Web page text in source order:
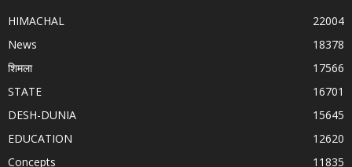
HIMACHAL
22004
News
18378
शिमला
17566
STATE
16701
DESH-DUNIA
15645
EDUCATION
12620
Concepts
11835